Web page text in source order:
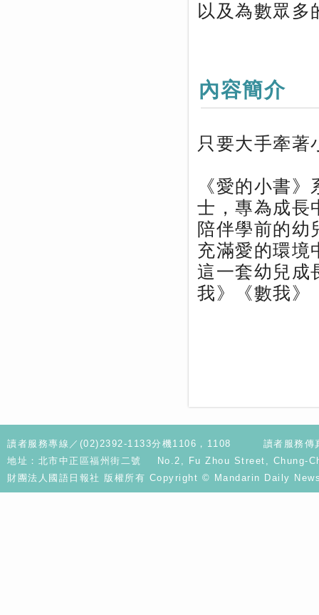
以及為數眾多
內容簡介
只要大手牽著
《愛的小書
士，專為成長
陪伴學前的幼
充滿愛的環境
這一套幼兒成
我》《數我》
讀者服務專線／(02)2392-1133分機1106，1108
讀者服務
地址：北市中正區福州街二號 No.2, Fu Zhou Street, Chung-
財團法人國語日報社 版權所有 Copyright © Mandarin Daily